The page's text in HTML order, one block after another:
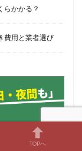
らかかる？
費用と業者選び
TOPへ